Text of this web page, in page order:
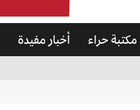
مكتبة حراء أخبار مفيدة